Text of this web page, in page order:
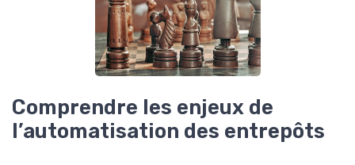
Comprendre les enjeux de
l’automatisation des entrepôts